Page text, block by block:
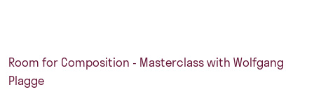
Room for Composition - Masterclass with Wolfgang
Plagge